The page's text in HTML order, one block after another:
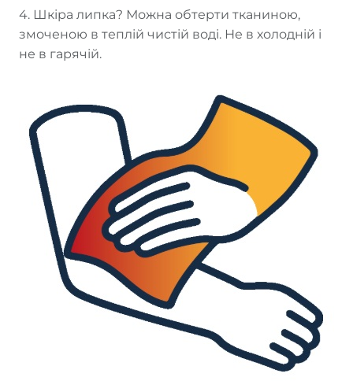
4. Шкіра липка? Можна обтерти тканиною,
змоченою в теплій чистій воді. Не в холодній і
не в гарячій.